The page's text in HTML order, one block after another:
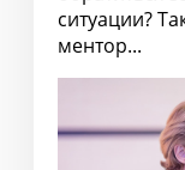
ситуации?
ментор...